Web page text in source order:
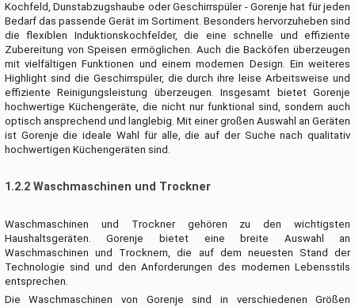
Kochfeld, Dunstabzugshaube oder Geschirrspüler - Gorenje hat für jeden
Bedarf das passende Gerät im Sortiment. Besonders hervorzuheben sind
die flexiblen Induktionskochfelder, die eine schnelle und effiziente
Zubereitung von Speisen ermöglichen. Auch die Backöfen überzeugen
mit vielfältigen Funktionen und einem modernen Design. Ein weiteres
Highlight sind die Geschirrspüler, die durch ihre leise Arbeitsweise und
effiziente Reinigungsleistung überzeugen. Insgesamt bietet Gorenje
hochwertige Küchengeräte, die nicht nur funktional sind, sondern auch
optisch ansprechend und langlebig. Mit einer großen Auswahl an Geräten
ist Gorenje die ideale Wahl für alle, die auf der Suche nach qualitativ
hochwertigen Küchengeräten sind.
1.2.2 Waschmaschinen und Trockner
Waschmaschinen und Trockner gehören zu den wichtigsten
Haushaltsgeräten. Gorenje bietet eine breite Auswahl an
Waschmaschinen und Trocknern, die auf dem neuesten Stand der
Technologie sind und den Anforderungen des modernen Lebensstils
entsprechen.
Die Waschmaschinen von Gorenje sind in verschiedenen Größen